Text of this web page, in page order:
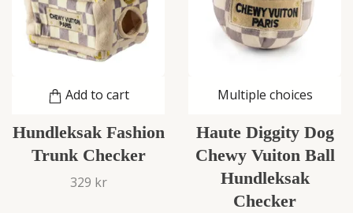
Add to cart
Hundleksak Fashion
Trunk Checker
329 kr
Multiple choices
Haute Diggity Dog
Chewy Vuiton Ball
Hundleksak
Checker